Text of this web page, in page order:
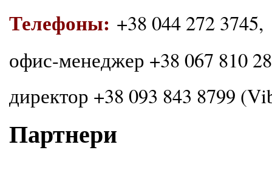
Телефоны: +38 044 272 3745,
офис-менеджер +38 067 810
директор +38 093 843 8799
Партнери